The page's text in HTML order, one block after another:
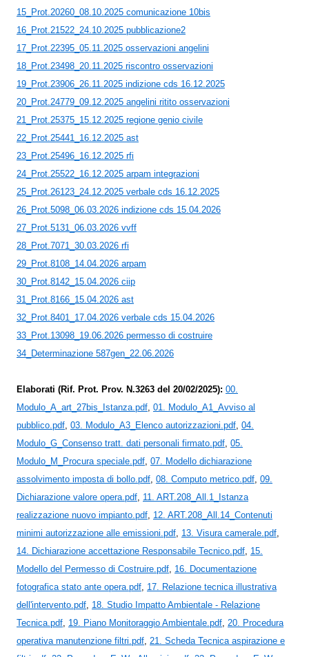
15_Prot.20260_08.10.2025 comunicazione 10bis
16_Prot.21522_24.10.2025 pubblicazione2
17_Prot.22395_05.11.2025 osservazioni angelini
18_Prot.23498_20.11.2025 riscontro osservazioni
19_Prot.23906_26.11.2025 indizione cds 16.12.2025
20_Prot.24779_09.12.2025 angelini ritito osservazioni
21_Prot.25375_15.12.2025 regione genio civile
22_Prot.25441_16.12.2025 ast
23_Prot.25496_16.12.2025 rfi
24_Prot.25522_16.12.2025 arpam integrazioni
25_Prot.26123_24.12.2025 verbale cds 16.12.2025
26_Prot.5098_06.03.2026 indizione cds 15.04.2026
27_Prot.5131_06.03.2026 vvff
28_Prot.7071_30.03.2026 rfi
29_Prot.8108_14.04.2026 arpam
30_Prot.8142_15.04.2026 ciip
31_Prot.8166_15.04.2026 ast
32_Prot.8401_17.04.2026 verbale cds 15.04.2026
33_Prot.13098_19.06.2026 permesso di costruire
34_Determinazione 587gen_22.06.2026
Elaborati (Rif. Prot. Prov. N.3263 del 20/02/2025): 00.
Modulo_A_art_27bis_Istanza.pdf, 01. Modulo_A1_Avviso al
pubblico.pdf, 03. Modulo_A3_Elenco autorizzazioni.pdf, 04.
Modulo_G_Consenso tratt. dati personali firmato.pdf, 05.
Modulo_M_Procura speciale.pdf, 07. Modello dichiarazione
assolvimento imposta di bollo.pdf, 08. Computo metrico.pdf, 09.
Dichiarazione valore opera.pdf, 11. ART.208_All.1_Istanza
realizzazione nuovo impianto.pdf, 12. ART.208_All.14_Contenuti
minimi autorizzazione alle emissioni.pdf, 13. Visura camerale.pdf,
14. Dichiarazione accettazione Responsabile Tecnico.pdf, 15.
Modello del Permesso di Costruire.pdf, 16. Documentazione
fotografica stato ante opera.pdf, 17. Relazione tecnica illustrativa
dell'intervento.pdf, 18. Studio Impatto Ambientale - Relazione
Tecnica.pdf, 19. Piano Monitoraggio Ambientale.pdf, 20. Procedura
operativa manutenzione filtri.pdf, 21. Scheda Tecnica aspirazione e